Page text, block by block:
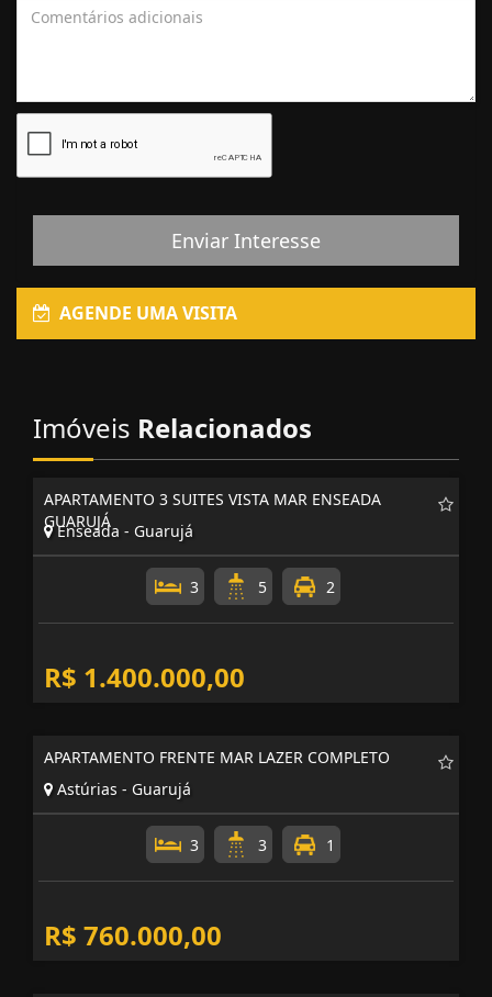
Enviar Interesse
AGENDE UMA VISITA
Imóveis Relacionados
APARTAMENTO 3 SUITES VISTA MAR ENSEADA
GUARUJÁ
Enseada - Guarujá
3 5 2
R$ 1.400.000,00
APARTAMENTO FRENTE MAR LAZER COMPLETO
Astúrias - Guarujá
3 3 1
R$ 760.000,00